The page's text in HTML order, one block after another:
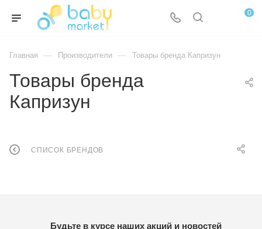
0
Главная — Производители — Товары бренда Капризун
Товары бренда
Капризун
СПИСОК БРЕНДОВ
Будьте в курсе наших акций и новостей